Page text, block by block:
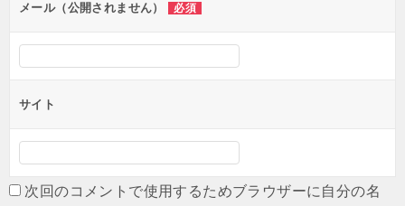
メール（公開されません） 必須
サイト
次回のコメントで使用するためブラウザーに自分の名